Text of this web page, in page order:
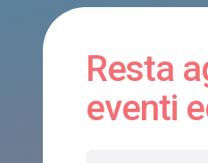
Resta
eventi